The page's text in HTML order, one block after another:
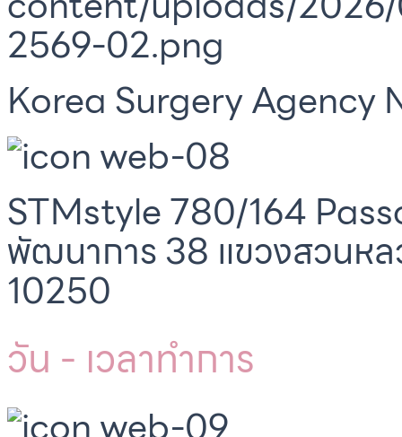
Korea Surgery Agency
STMstyle 780/164
พัฒนาการ 38 แขวงสวนหล
10250
วัน - เวลาทำการ